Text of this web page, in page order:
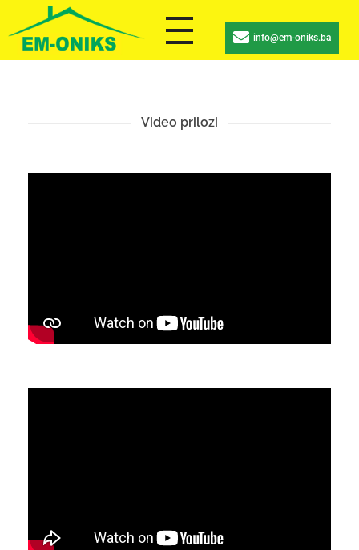
info@em-oniks.ba
Video prilozi